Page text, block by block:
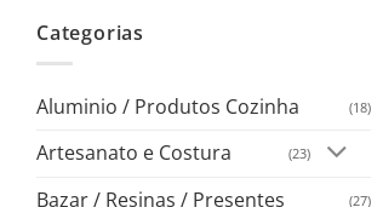
Categorias
Aluminio / Produtos Cozinha (18)
Artesanato e Costura (23)
Bazar / Resinas / Presentes (27)